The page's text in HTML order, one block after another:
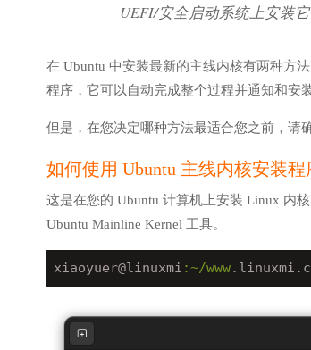
UEFI/安全启动系统上安装
在 Ubuntu 中安装最新的主线内核有两种方
程序，它可以自动完成整个过程并通知和安
但是，在您决定哪种方法最适合您之前，请
如何使用 Ubuntu 主线内核安装
这是在您的 Ubuntu 计算机上安装 Linux 内
Ubuntu Mainline Kernel 工具。
xiaoyuer@linuxmi :~/www